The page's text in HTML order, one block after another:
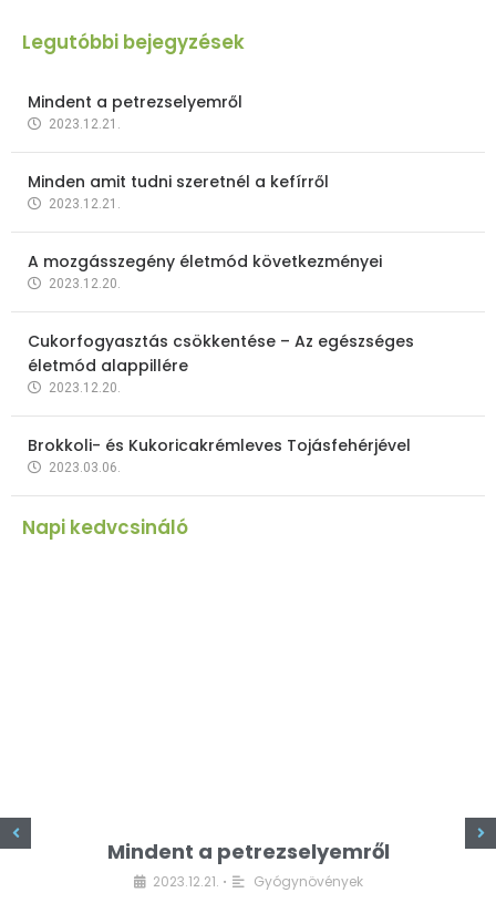
Legutóbbi bejegyzések
Mindent a petrezselyemről
2023.12.21.
Minden amit tudni szeretnél a kefírről
2023.12.21.
A mozgásszegény életmód következményei
2023.12.20.
Cukorfogyasztás csökkentése – Az egészséges
életmód alappillére
2023.12.20.
Brokkoli- és Kukoricakrémleves Tojásfehérjével
2023.03.06.
Napi kedvcsináló
Mindent a petrezselyemről
2023.12.21. • Gyógynövények